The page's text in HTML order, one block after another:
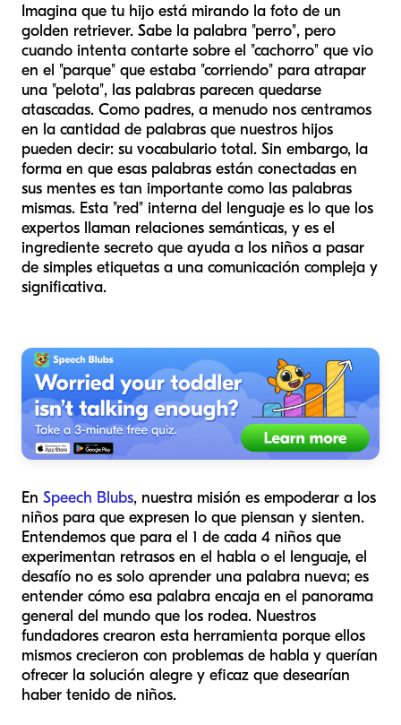
Imagina que tu hijo está mirando la foto de un
golden retriever. Sabe la palabra "perro", pero
cuando intenta contarte sobre el "cachorro" que vio
en el "parque" que estaba "corriendo" para atrapar
una "pelota", las palabras parecen quedarse
atascadas. Como padres, a menudo nos centramos
en la cantidad de palabras que nuestros hijos
pueden decir: su vocabulario total. Sin embargo, la
forma en que esas palabras están conectadas en
sus mentes es tan importante como las palabras
mismas. Esta "red" interna del lenguaje es lo que los
expertos llaman relaciones semánticas, y es el
ingrediente secreto que ayuda a los niños a pasar
de simples etiquetas a una comunicación compleja y
significativa.
En Speech Blubs, nuestra misión es empoderar a los
niños para que expresen lo que piensan y sienten.
Entendemos que para el 1 de cada 4 niños que
experimentan retrasos en el habla o el lenguaje, el
desafío no es solo aprender una palabra nueva; es
entender cómo esa palabra encaja en el panorama
general del mundo que los rodea. Nuestros
fundadores crearon esta herramienta porque ellos
mismos crecieron con problemas de habla y querían
ofrecer la solución alegre y eficaz que desearían
haber tenido de niños.